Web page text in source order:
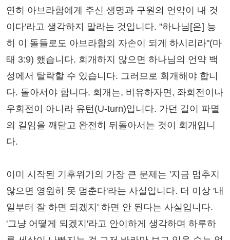
연히 아브라함에게 주신 생명과 구원의 언약이 내 것
이다'라고 생각하지 말라는 것입니다. "하나님[은] 능
히 이 돌들로도 아브라함의 자손이 되게 하시리라"(마
태 3:9) 했습니다. 회개하지 않으면 하나님의 언약 백
성에서 탈락할 수 있습니다. 그러므로 회개해야 합니
다. 돌아서야 합니다. 회개는, 비유하자면, 좌회전이나
우회전이 아니라 유턴(U-turn)입니다. 가던 길이 파멸
의 길임을 깨닫고 완전히 뒤돌아서는 것이 회개입니
다.
이미 시작된 기후위기의 가장 큰 문제는 '지금 멈추지
않으면 영원히 못 멈춘다'라는 사실입니다. 더 이상 '내
일부터 잘 하면 되겠지' 하면 안 된다는 사실입니다.
'그냥 어떻게 되겠지'라고 안이하게 생각하며 하루하